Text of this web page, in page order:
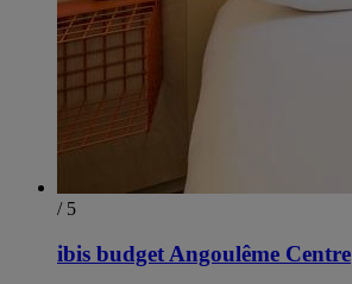
/ 5
ibis budget Angoulême Centre